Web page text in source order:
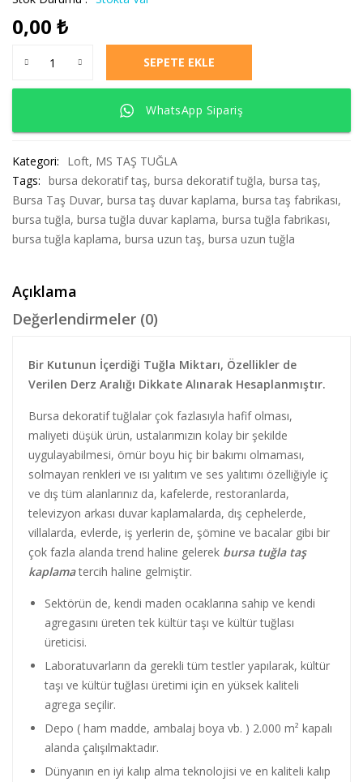
0,00 ₺
SEPETE EKLE
WhatsApp Sipariş
Kategori: Loft, MS TAŞ TUĞLA
Tags: bursa dekoratif taş, bursa dekoratif tuğla, bursa taş,
Bursa Taş Duvar, bursa taş duvar kaplama, bursa taş fabrikası,
bursa tuğla, bursa tuğla duvar kaplama, bursa tuğla fabrikası,
bursa tuğla kaplama, bursa uzun taş, bursa uzun tuğla
Açıklama
Değerlendirmeler (0)
Bir Kutunun İçerdiği Tuğla Miktarı, Özellikler de
Verilen Derz Aralığı Dikkate Alınarak Hesaplanmıştır.
Bursa dekoratif tuğlalar çok fazlasıyla hafif olması,
maliyeti düşük ürün, ustalarımızın kolay bir şekilde
uygulayabilmesi, ömür boyu hiç bir bakımı olmaması,
solmayan renkleri ve ısı yalıtım ve ses yalıtımı özelliğiyle iç
ve dış tüm alanlarınız da, kafelerde, restoranlarda,
televizyon arkası duvar kaplamalarda, dış cephelerde,
villalarda, evlerde, iş yerlerin de, şömine ve bacalar gibi bir
çok fazla alanda trend haline gelerek bursa tuğla taş
kaplamatercih haline gelmiştir.
Sektörün de, kendi maden ocaklarına sahip ve kendi
agregasını üreten tek kültür taşı ve kültür tuğlası
üreticisi.
Laboratuvarların da gerekli tüm testler yapılarak, kültür
taşı ve kültür tuğlası üretimi için en yüksek kaliteli
agrega seçilir.
Depo ( ham madde, ambalaj boya vb. ) 2.000 m² kapalı
alanda çalışılmaktadır.
Dünyanın en iyi kalıp alma teknolojisi ve en kaliteli kalıp